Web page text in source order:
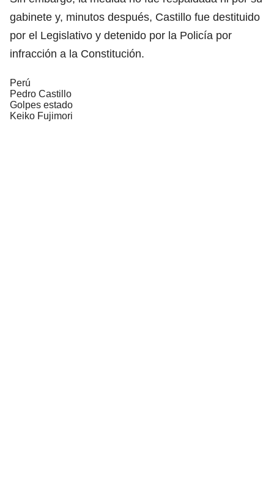
gabinete y, minutos después, Castillo fue destituido
por el Legislativo y detenido por la Policía por
infracción a la Constitución.
Perú
Pedro Castillo
Golpes estado
Keiko Fujimori